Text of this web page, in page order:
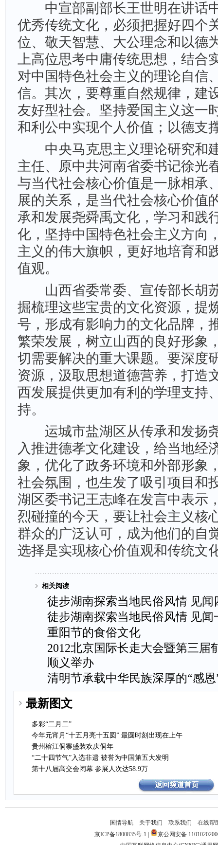
中宣部副部长王世明在讲话
优秀传统文化，必须把握好四个
位、敬天智慧、大公理念和以德
上高位思考中庸传统思想，结合
对中国特色社会主义的理论自信
信。其次，要尊重自然规律，建
友好型社会。坚持爱国主义这一
和利公中实现个人价值；以德支
中央马克思主义理论研究和
主任、原中共河南省委书记徐光
与当代社会核心价值是一脉相承
展的关系，是当代社会核心价值
承和发展尧舜禹文化，学习和践
化，坚持中国特色社会主义方向
主义的伟大旗帜，更好地培育和
值观。
山西省委常委、宣传部长胡
掘梳理这些宝贵的文化资源，提
号，形成有影响力的文化品牌，
繁荣发展，树立山西的良好形象
切需要解决的重大课题。要深度
资源，汲取思想道德营养，打造
西发展提供更加有利的学理支持
持。
运城市盐湖区从传承和发扬
入推进德孝文化建设，给当地经
象，优化了政务环境和外部形象
社会氛围，也生发了吸引项目和
湖区委书记王志峰在发言中表示
烈碰撞的今天，要让社会主义核
群众的广泛认可，成为他们的自
选择是实现核心价值观和传统文
相关阅读
徒步湖南探索当地民俗风情见闻
徒步湖南探索当地民俗风情见闻
重阳节的食俗文化
2012北京国际长走大会暨第三届
顺义举办
清明节承载中华民族深厚的“感
最新图文
多彩“二月二”
今年元宵月“十五月亮十五圆”最圆时刻出现在上午
贵州榕江侗寨盛装欢庆侗年
“二十四节气”入选非遗被誉为中国第五大发明
第十八届高交会闭幕参展人次达58.9万
国情导航 关于我们 联系我们
在线帮
京ICP备1800835号-1
京公网安备